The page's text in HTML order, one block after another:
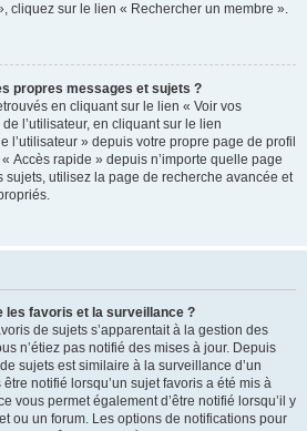
cliquez sur le lien « Rechercher un membre ».
propres messages et sujets ?
en cliquant sur le lien « Voir vos
l’utilisateur, en cliquant sur le lien
l’utilisateur » depuis votre propre page de profil
Accès rapide » depuis n’importe quelle page
sujets, utilisez la page de recherche avancée et
les favoris et la surveillance ?
de sujets s’apparentait à la gestion des
n’étiez pas notifié des mises à jour. Depuis
sujets est similaire à la surveillance d’un
notifié lorsqu’un sujet favoris a été mis à
vous permet également d’être notifié lorsqu’il y
ou un forum. Les options de notifications pour